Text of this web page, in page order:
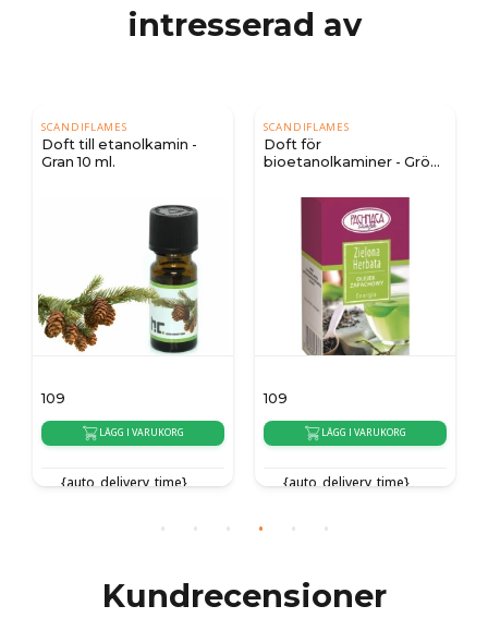
intresserad av
SCANDIFLAMES
Doft till etanolkamin -
Gran 10 ml.
109
LÄGG I VARUKORG
{auto_delivery_time}
SCANDIFLAMES
Doft för
bioetanolkaminer - Grönt
109
LÄGG I VARUKORG
{auto_delivery_time}
Kundrecensioner